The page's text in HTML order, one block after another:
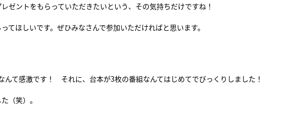
ゼントをもらっていただきたいという、その気持ちだけですね！
てほしいです。ぜひみなさんで参加いただければと思います。
んて感激です！ それに、台本が3枚の番組なんてはじめてでびっくりしました！
（笑）。